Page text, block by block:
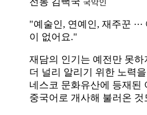
국악인
"예술인, 연예인, 재주꾼
이 없어요."
재담의 인기는 예전만 못
더 널리 알리기 위한 노력
네스코 문화유산에 등재된
중국어로 개사해 불러온 것